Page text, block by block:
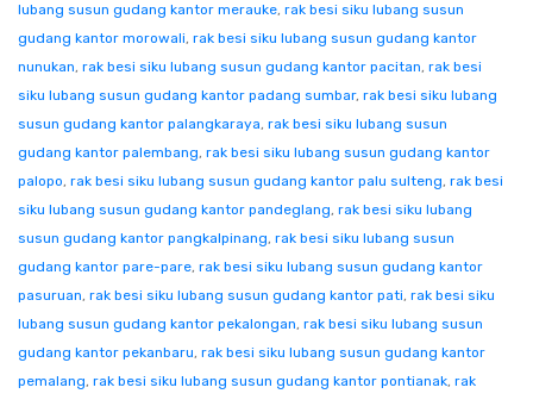
lubang susun gudang kantor merauke, rak besi siku lubang susun
gudang kantor morowali, rak besi siku lubang susun gudang kantor
nunukan, rak besi siku lubang susun gudang kantor pacitan, rak besi
siku lubang susun gudang kantor padang sumbar, rak besi siku lubang
susun gudang kantor palangkaraya, rak besi siku lubang susun
gudang kantor palembang, rak besi siku lubang susun gudang kantor
palopo, rak besi siku lubang susun gudang kantor palu sulteng, rak besi
siku lubang susun gudang kantor pandeglang, rak besi siku lubang
susun gudang kantor pangkalpinang, rak besi siku lubang susun
gudang kantor pare-pare, rak besi siku lubang susun gudang kantor
pasuruan, rak besi siku lubang susun gudang kantor pati, rak besi siku
lubang susun gudang kantor pekalongan, rak besi siku lubang susun
gudang kantor pekanbaru, rak besi siku lubang susun gudang kantor
pemalang, rak besi siku lubang susun gudang kantor pontianak, rak